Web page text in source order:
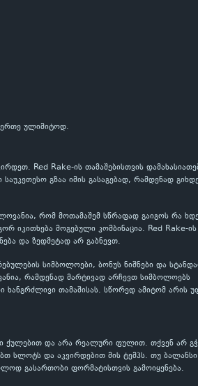
ულიმიტოდ.
Red Rake-ის თამაშებისთვის
გზაა იმის გასაგებად, რამდენად
რომ მოთამაშემ სწრაფად გაიგოს რა
მოგებული კომბინაცია. Red Rake-ის
და ზედმეტად არ გაბნევთ.
სიმბოლოები, ბონუს ნიშნები და
რამდენად მარტივად არჩევთ სიმბოლოებს
თამაშისას. სწორედ ამიტომ არის
ქულებით და არა რეალური ფულით. თქვენ არ
სლოტს და აკვირდებით მის ტემპს. თუ ბალანსი
გასართობი ფორმატისთვის გამოიყენება.